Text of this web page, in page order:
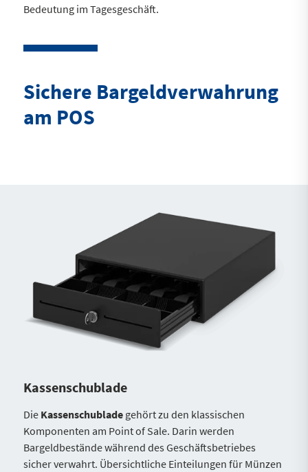
Bedeutung im Tagesgeschäft.
Sichere Bargeldverwahrung
am POS
Kassenschublade
Die Kassenschubladegehört zu den klassischen
Komponenten am Point of Sale. Darin werden
Bargeldbestände während des Geschäftsbetriebes
sicher verwahrt. Übersichtliche Einteilungen für Münzen